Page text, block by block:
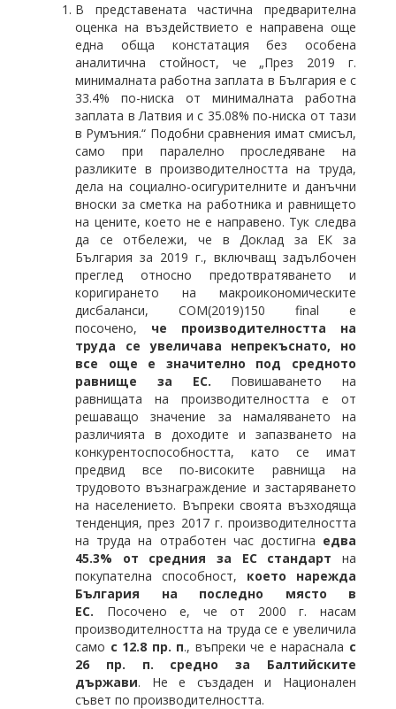
В представената частична предварителна
оценка на въздействието е направена още
една обща констатация без особена
аналитична стойност, че „През 2019 г.
минималната работна заплата в България е с
33.4% по-ниска от минималната работна
заплата в Латвия и с 35.08% по-ниска от тази
в Румъния.“ Подобни сравнения имат смисъл,
само при паралелно проследяване на
разликите в производителността на труда,
дела на социално-осигурителните и данъчни
вноски за сметка на работника и равнището
на цените, което не е направено. Тук следва
да се отбележи, че в Доклад за ЕК за
България за 2019 г., включващ задълбочен
преглед относно предотвратяването и
коригирането на макроикономическите
дисбаланси, COM(2019)150 final e
посочено, че производителността на
труда се увеличава непрекъснато, но
все още е значително под средното
равнище за ЕС. Повишаването на
равнищата на производителността е от
решаващо значение за намаляването на
различията в доходите и запазването на
конкурентоспособността, като се имат
предвид все по-високите равнища на
трудовото възнаграждение и застаряването
на населението. Въпреки своята възходяща
тенденция, през 2017 г. производителността
на труда на отработен час достигна едва
45.3% от средния за ЕС стандарт на
покупателна способност, което нарежда
България на последно място в
ЕС. Посочено е, че от 2000 г. насам
производителността на труда се е увеличила
само с 12.8 пр. п., въпреки че е нараснала с
26 пр. п. средно за Балтийските
държави. Не е създаден и Национален
съвет по производителността.